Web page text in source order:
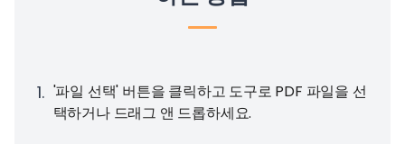
1. '파일 선택' 버튼을 클릭하고 도구로 PDF 파일을 선
택하거나 드래그 앤 드롭하세요.